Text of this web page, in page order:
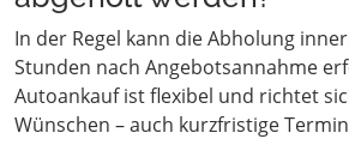
In der Regel kann die Abholung
Stunden nach Angebotsannahme
Autoankauf ist flexibel und richtet
Wünschen – auch kurzfristige